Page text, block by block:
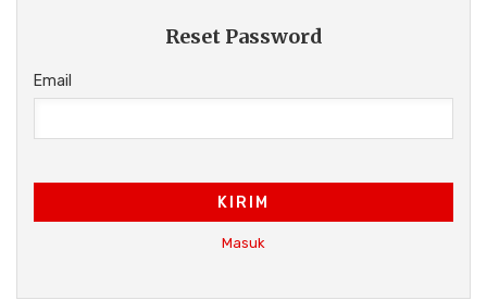
Reset Password
Email
KIRIM
Masuk